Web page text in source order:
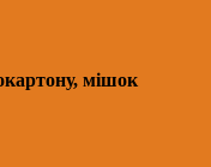
мішок